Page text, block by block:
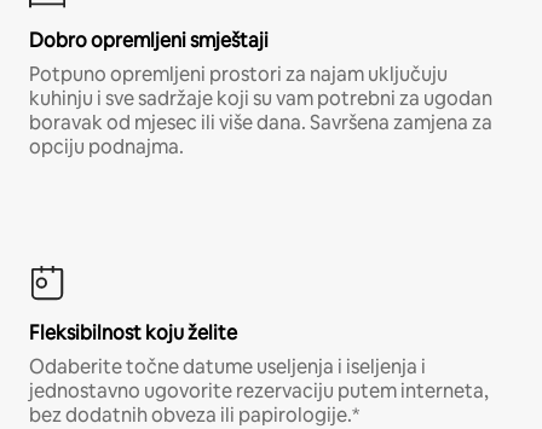
Dobro opremljeni smještaji
Potpuno opremljeni prostori za najam uključuju
kuhinju i sve sadržaje koji su vam potrebni za ugodan
boravak od mjesec ili više dana. Savršena zamjena za
opciju podnajma.
Fleksibilnost koju želite
Odaberite točne datume useljenja i iseljenja i
jednostavno ugovorite rezervaciju putem interneta,
bez dodatnih obveza ili papirologije.*